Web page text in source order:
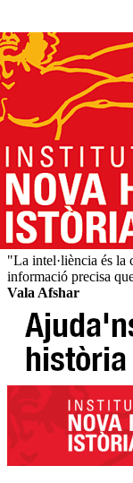
"La intel·liència és la
informació precisa
Vala Afshar